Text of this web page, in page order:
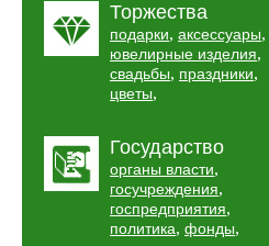
Торжества
подарки, аксессуары,
ювелирные изделия,
свадьбы, праздники,
цветы,
Государство
органы власти,
госучреждения,
госпредприятия,
политика, фонды,